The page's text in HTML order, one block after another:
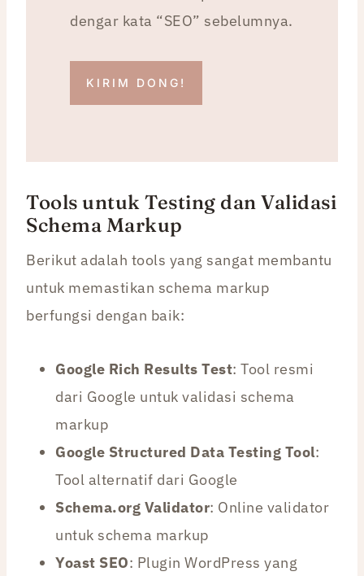
dengar kata “SEO” sebelumnya.
KIRIM DONG!
Tools untuk Testing dan Validasi
Schema Markup
Berikut adalah tools yang sangat membantu
untuk memastikan schema markup
berfungsi dengan baik:
Google Rich Results Test: Tool resmi
dari Google untuk validasi schema
markup
Google Structured Data Testing Tool:
Tool alternatif dari Google
Schema.org Validator: Online validator
untuk schema markup
Yoast SEO: Plugin WordPress yang